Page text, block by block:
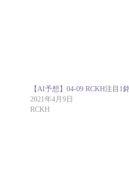
【AI予想】04-09 RCKH注目1
2021年4月9日
RCKH